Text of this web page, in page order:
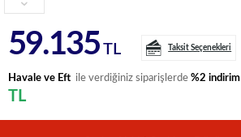
59.135 TL Taksit Seçenekleri
Havale ve Eft ile verdiğiniz siparişlerde %2 indirim
TL